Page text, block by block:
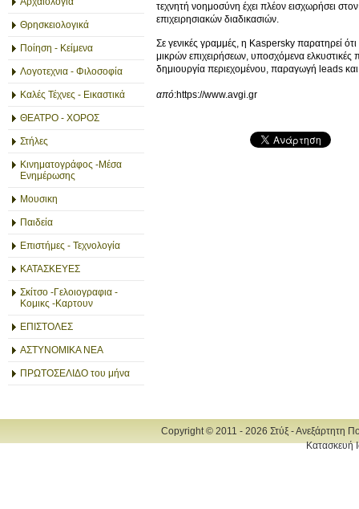
Θρησκειολογικά
Ποίηση - Κείμενα
Λογοτεχνια - Φιλοσοφία
Καλές Τέχνες - Εικαστικά
ΘΕΑΤΡΟ - ΧΟΡΟΣ
Στήλες
Κινηματογράφος -Μέσα
Ενημέρωσης
Μουσικη
Παιδεία
Επιστήμες - Τεχνολογία
ΚΑΤΑΣΚΕΥΕΣ
Σκίτσο -Γελοιογραφια -
Κομικς -Καρτουν
ΕΠΙΣΤΟΛΕΣ
ΑΣΤΥΝΟΜΙΚΑ ΝΕΑ
ΠΡΩΤΟΣΕΛΙΔΟ του μήνα
τεχνητή νοημοσύνη έχει πλέον εισχωρήσει
επιχειρησιακών διαδικασιών.
Σε γενικές γραμμές, η Kaspersky παρατηρεί
μικρών επιχειρήσεων, υποσχόμενα
δημιουργία περιεχομένου, παραγωγή leads
από:https://www.avgi.gr
Copyright © 2011 - 2026 Στύξ - Ανεξάρτητη
Κατασκευή